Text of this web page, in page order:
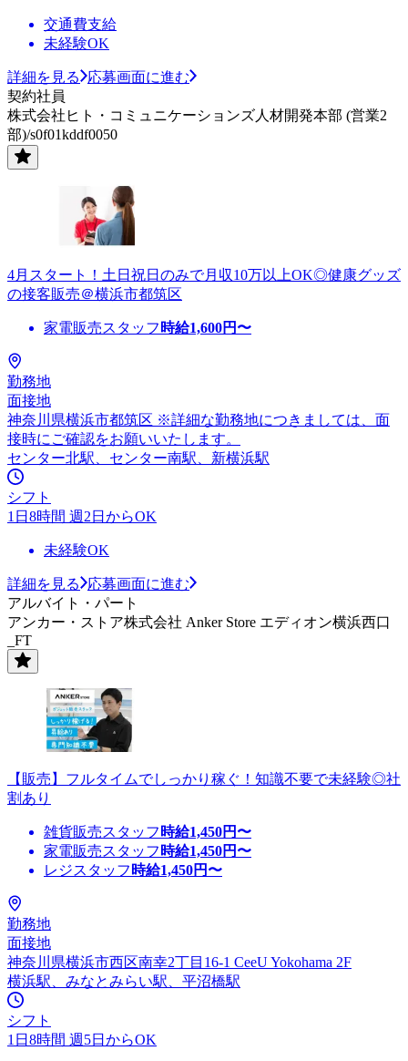
交通費支給
未経験OK
詳細を見る
応募画面に進む
契約社員
株式会社ヒト・コミュニケーションズ人材開発本部 (営業2
部)/s0f01kddf0050
4月スタート！土日祝日のみで月収10万以上OK◎健康グッズ
の接客販売＠横浜市都筑区
家電販売スタッフ 時給1,600円〜
勤務地
面接地
神奈川県横浜市都筑区 ※詳細な勤務地につきましては、面
接時にご確認をお願いいたします。
センター北駅、センター南駅、新横浜駅
シフト
1日8時間 週2日からOK
未経験OK
詳細を見る
応募画面に進む
アルバイト・パート
アンカー・ストア株式会社 Anker Store エディオン横浜西口
_FT
【販売】フルタイムでしっかり稼ぐ！知識不要で未経験◎社
割あり
雑貨販売スタッフ 時給1,450円〜
家電販売スタッフ 時給1,450円〜
レジスタッフ 時給1,450円〜
勤務地
面接地
神奈川県横浜市西区南幸2丁目16-1 CeeU Yokohama 2F
横浜駅、みなとみらい駅、平沼橋駅
シフト
1日8時間 週5日からOK